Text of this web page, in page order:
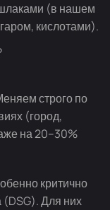
шлаками (в нашем
кислотами).
строго по
(город,
на 20–30%
критично
(DSG). Для них